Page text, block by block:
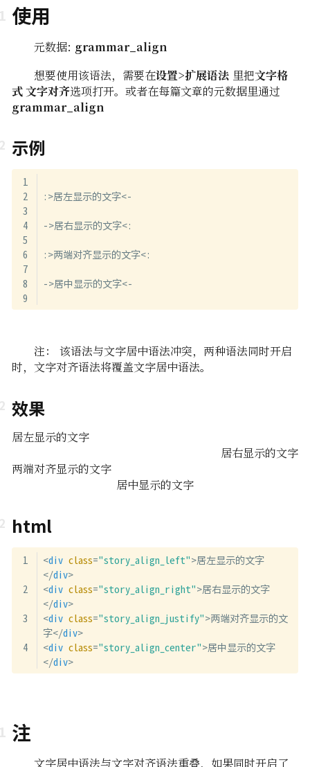
使用
元数据: grammar_align
想要使用该语法，需要在设置>扩展语法 里把文字格
式 文字对齐选项打开。或者在每篇文章的元数据里通过
grammar_align
示例
:>居左显示的文字<-
->居右显示的文字<:
:>两端对齐显示的文字<:
->居中显示的文字<-
注： 该语法与文字居中语法冲突，两种语法同时开启
时，文字对齐语法将覆盖文字居中语法。
效果
居左显示的文字
居右显示的文字
两端对齐显示的文字
居中显示的文字
html
<div class="story_align_left">居左显示的文字
</div>
<div class="story_align_right">居右显示的文字
</div>
<div class="story_align_justify">两端对齐显示的文
字</div>
<div class="story_align_center">居中显示的文字
</div>
注
文字居中语法与文字对齐语法重叠，如果同时开启了